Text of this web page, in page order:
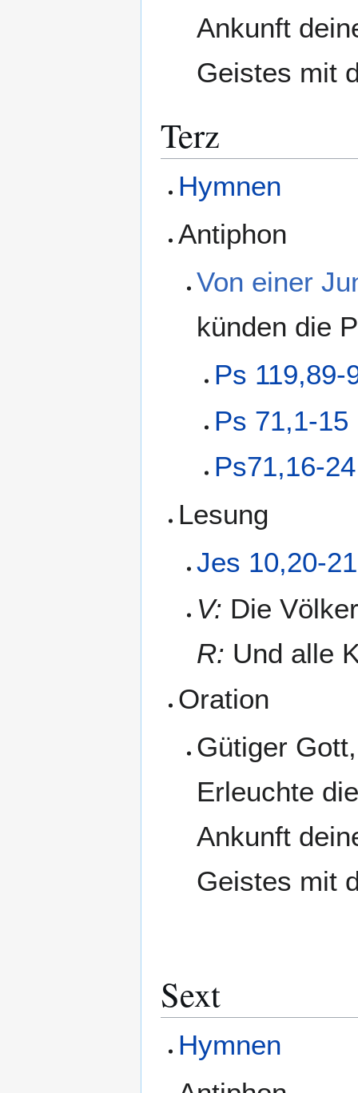
Ankunft
Geistes mit
Terz
Hymnen
Antiphon
Von einer
künden die
Ps 119,89-
Ps 71,1-15
Ps71,16-24
Lesung
Jes 10,20-21
V: Die
R: Und alle
Oration
Gütiger
Erleuchte
Ankunft
Geistes mit
Sext
Hymnen